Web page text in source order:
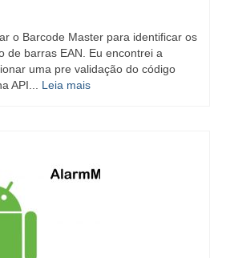
o Barcode Master para identificar os
de barras EAN. Eu encontrei a
uma pre validação do código
API... Leia mais